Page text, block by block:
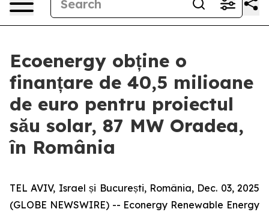
Ecoenergy obține o
finanțare de 40,5 milioane
de euro pentru proiectul
său solar, 87 MW Oradea,
în România
TEL AVIV, Israel și București, România, Dec. 03, 2025
(GLOBE NEWSWIRE) -- Econergy Renewable Energy